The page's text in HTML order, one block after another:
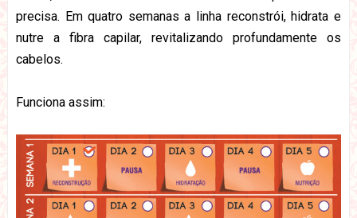
precisa. Em quatro semanas a linha reconstrói, hidrata e
nutre a fibra capilar, revitalizando profundamente os
cabelos.
Funciona assim: